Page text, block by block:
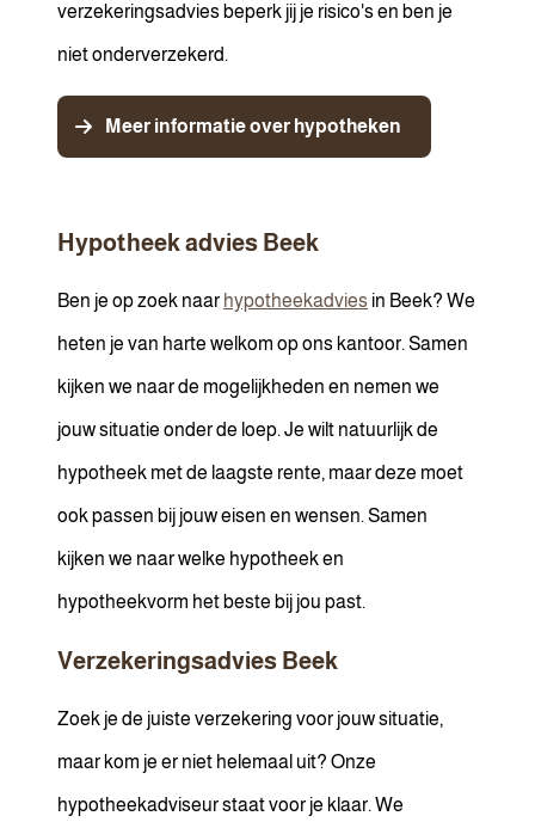
verzekeringsadvies beperk jij je risico's en ben je
niet onderverzekerd.
Meer informatie over hypotheken
Hypotheek advies Beek
Ben je op zoek naar hypotheekadvies in Beek? We
heten je van harte welkom op ons kantoor. Samen
kijken we naar de mogelijkheden en nemen we
jouw situatie onder de loep. Je wilt natuurlijk de
hypotheek met de laagste rente, maar deze moet
ook passen bij jouw eisen en wensen. Samen
kijken we naar welke hypotheek en
hypotheekvorm het beste bij jou past.
Verzekeringsadvies Beek
Zoek je de juiste verzekering voor jouw situatie,
maar kom je er niet helemaal uit? Onze
hypotheekadviseur staat voor je klaar. We